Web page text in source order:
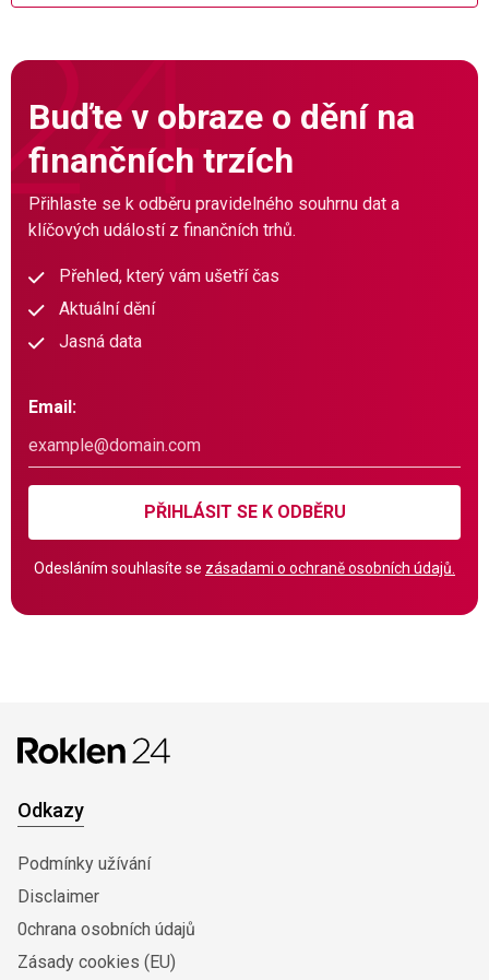
Buďte v obraze o dění na
finančních trzích
Přihlaste se k odběru pravidelného souhrnu dat a
klíčových událostí z finančních trhů.
Přehled, který vám ušetří čas
Aktuální dění
Jasná data
Email:
PŘIHLÁSIT SE K ODBĚRU
Odesláním souhlasíte se zásadami o ochraně osobních údajů.
Odkazy
Podmínky užívání
Disclaimer
0chrana osobních údajů
Zásady cookies (EU)